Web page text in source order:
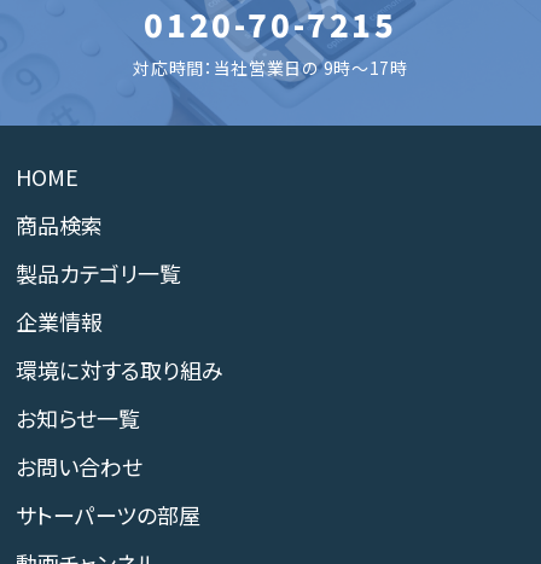
0120-70-7215
対応時間：当社営業日の 9時～17時
HOME
商品検索
製品カテゴリ一覧
企業情報
環境に対する取り組み
お知らせ一覧
お問い合わせ
サトーパーツの部屋